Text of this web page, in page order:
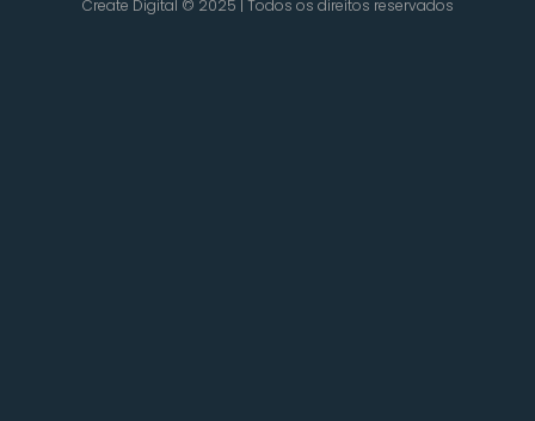
Create Digital © 2025 | Todos os direitos reservados